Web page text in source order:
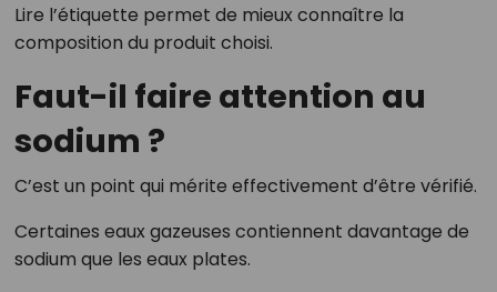
Lire l’étiquette permet de mieux connaître la
composition du produit choisi.
Faut-il faire attention au
sodium ?
C’est un point qui mérite effectivement d’être vérifié.
Certaines eaux gazeuses contiennent davantage de
sodium que les eaux plates.